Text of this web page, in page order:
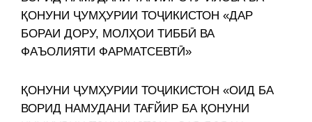
ҚОНУНИ ҶУМҲУРИИ ТОҶИКИСТОН «ДАР
БОРАИ ДОРУ, МОЛҲОИ ТИББӢ ВА
ФАЪОЛИЯТИ ФАРМАТСЕВТӢ»
ҚОНУНИ ҶУМҲУРИИ ТОҶИКИСТОН «ОИД БА
ВОРИД НАМУДАНИ ТАҒЙИР БА ҚОНУНИ